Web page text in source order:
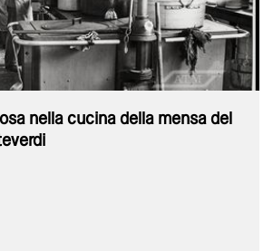
nella cucina della mensa del